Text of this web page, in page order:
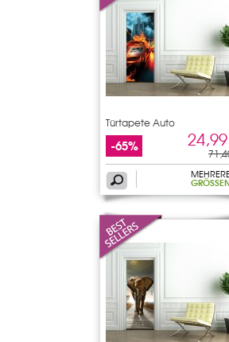
Türtapete Auto
-65%
GRÖSSEN